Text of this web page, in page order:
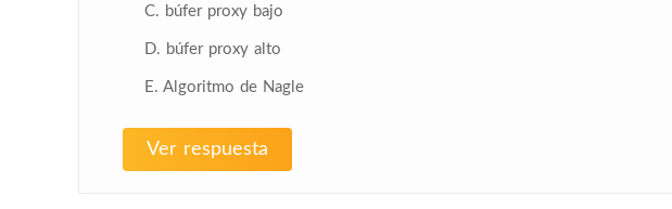
C. búfer proxy bajo
D. búfer proxy alto
E. Algoritmo de Nagle
Ver respuesta